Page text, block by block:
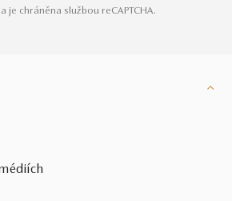
je chráněna službou reCAPTCHA.